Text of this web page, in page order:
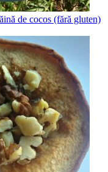
de cocos (fără gluten)